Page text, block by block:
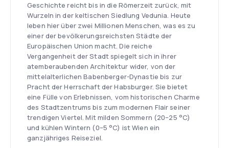
Geschichte reicht bis in die Römerzeit zurück, mit
Wurzeln in der keltischen Siedlung Vedunia. Heute
leben hier über zwei Millionen Menschen, was es zu
einer der bevölkerungsreichsten Städte der
Europäischen Union macht. Die reiche
Vergangenheit der Stadt spiegelt sich in ihrer
atemberaubenden Architektur wider, von der
mittelalterlichen Babenberger-Dynastie bis zur
Pracht der Herrschaft der Habsburger. Sie bietet
eine Fülle von Erlebnissen, vom historischen Charme
des Stadtzentrums bis zum modernen Flair seiner
trendigen Viertel. Mit milden Sommern (20–25 °C)
und kühlen Wintern (0–5 °C) ist Wien ein
ganzjähriges Reiseziel.